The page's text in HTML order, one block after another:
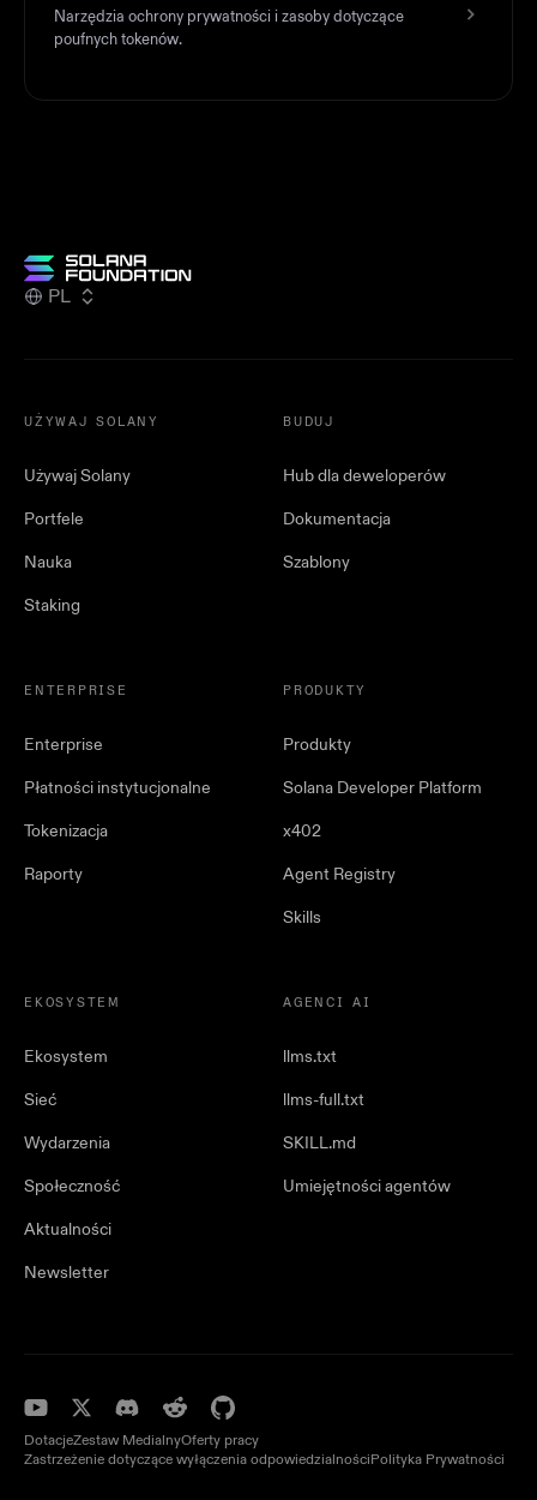
Narzędzia ochrony prywatności i zasoby dotyczące
poufnych tokenów.
PL
UŻYWAJ SOLANY
Używaj Solany
Portfele
Nauka
Staking
BUDUJ
Hub dla deweloperów
Dokumentacja
Szablony
ENTERPRISE
Enterprise
Płatności instytucjonalne
Tokenizacja
Raporty
PRODUKTY
Produkty
Solana Developer Platform
x402
Agent Registry
Skills
EKOSYSTEM
Ekosystem
Sieć
Wydarzenia
Społeczność
Aktualności
Newsletter
AGENCI AI
llms.txt
llms-full.txt
SKILL.md
Umiejętności agentów
DotacjeZestaw MedialnyOferty pracy
Zastrzeżenie dotyczące wyłączenia odpowiedzialnościPolityka Prywatności